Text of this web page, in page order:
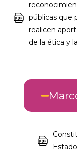
públicas que
realicen
de la ética y